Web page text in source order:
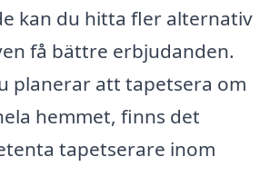
kan du hitta fler alternativ
få bättre erbjudanden.
planerar att tapetsera om
hemmet, finns det
tapetserare inom